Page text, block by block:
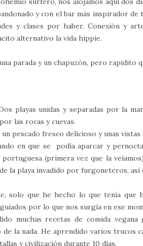
y con el bar más inspirador
y clases por haber. Conexión y
alternativo la vida hippie.
parada y un chapuzón, pero rapidito
playas unidas y separadas por la
las rocas y cuevas.
pescado fresco delicioso y unas vistas
en que se podía aparcar y
(primera vez que la
la playa invadido por furgoneteros, así
solo que he hecho lo que tenía que
por lo que nos surgía en ese
muchas recetas de comida
la nada. He aprendido varios trucos
y civilización durante 10 días.